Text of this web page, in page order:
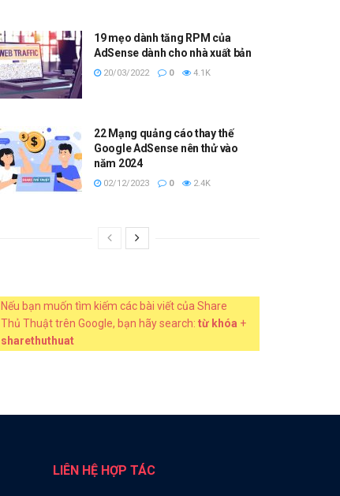
19 mẹo dành tăng RPM của
AdSense dành cho nhà xuất bản
20/03/2022 0 4.1K
22 Mạng quảng cáo thay thế
Google AdSense nên thử vào
năm 2024
02/12/2023 0 2.4K
Nếu bạn muốn tìm kiếm các bài viết của Share
Thủ Thuật trên Google, bạn hãy search: từ khóa +
sharethuthuat
LIÊN HỆ HỢP TÁC